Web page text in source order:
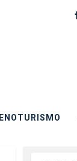
ENOTURISMO